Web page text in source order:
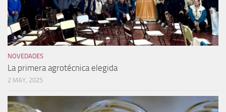
NOVEDADES
La primera agrotécnica elegida
2 MAY, 2025